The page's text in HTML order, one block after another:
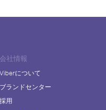
会社情報
Viberについて
ブランドセンター
採用